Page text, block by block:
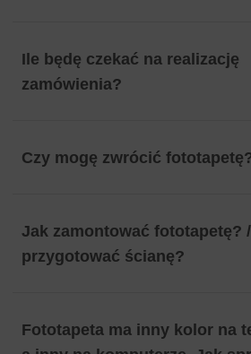
Ile będę czekać na realizację
zamówienia?
Czy mogę zwrócić
Jak zamontować fototapetę?
przygotować ścianę?
Fototapeta ma inny kolor na